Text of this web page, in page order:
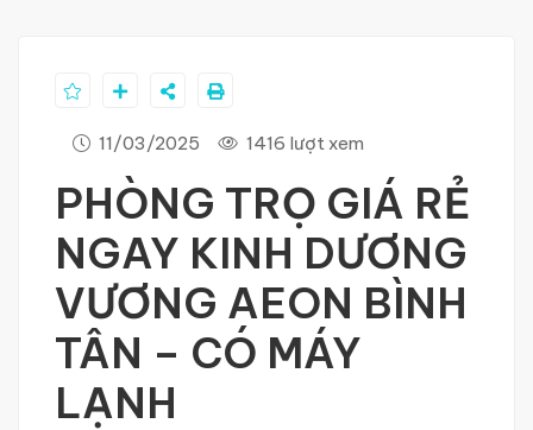
11/03/2025 1416 lượt xem
PHÒNG TRỌ GIÁ RẺ
NGAY KINH DƯƠNG
VƯƠNG AEON BÌNH
TÂN – CÓ MÁY
LẠNH